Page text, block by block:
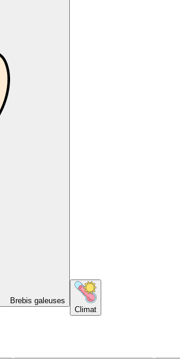
Brebis galeuses
Climat